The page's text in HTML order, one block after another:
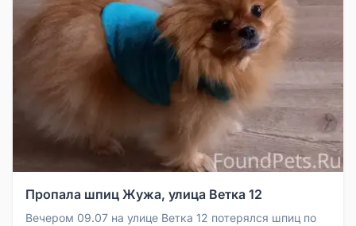
Пропала шпиц Жужа, улица Ветка 12
Вечером 09.07 на улице Ветка 12 потерялся шпиц по